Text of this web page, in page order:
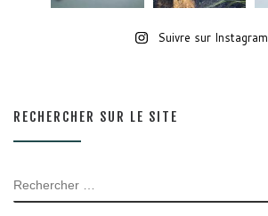
Suivre sur Instagram
RECHERCHER SUR LE SITE
RECHERCHER